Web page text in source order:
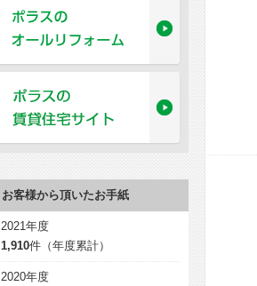
お客様から頂いたお手紙
2021年度
1,910件（年度累計）
2020年度